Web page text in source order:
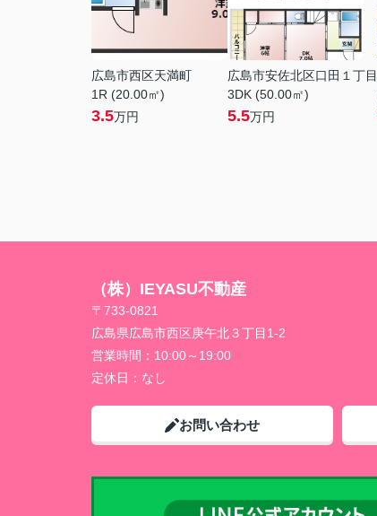
広島市西区天満町
1R (20.00㎡)
3.5万円
広島市安佐北区口田１丁目
3DK (50.00㎡)
5.5万円
（株）IEYASU不動産
〒733-0821
広島県広島市西区庚午北３丁目1-2
営業時間： 10:00～19:00
定休日： なし
お問い合わせ